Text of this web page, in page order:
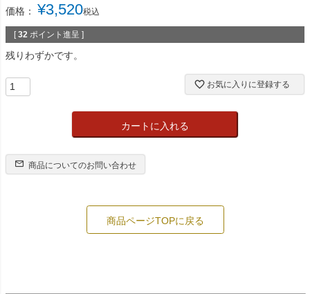
価格： ¥3,520税込
[ 32 ポイント進呈 ]
残りわずかです。
お気に入りに登録する
カートに入れる
商品についてのお問い合わせ
商品ページTOPに戻る